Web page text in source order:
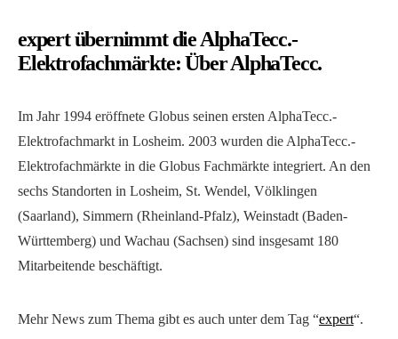
expert übernimmt die AlphaTecc.-
Elektrofachmärkte: Über AlphaTecc.
Im Jahr 1994 eröffnete Globus seinen ersten AlphaTecc.-
Elektrofachmarkt in Losheim. 2003 wurden die AlphaTecc.-
Elektrofachmärkte in die Globus Fachmärkte integriert. An den
sechs Standorten in Losheim, St. Wendel, Völklingen
(Saarland), Simmern (Rheinland-Pfalz), Weinstadt (Baden-
Württemberg) und Wachau (Sachsen) sind insgesamt 180
Mitarbeitende beschäftigt.
Mehr News zum Thema gibt es auch unter dem Tag “expert“.